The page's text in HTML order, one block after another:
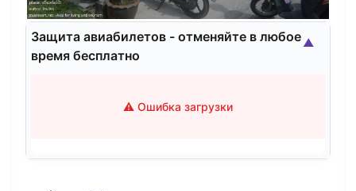
Защита авиабилетов - отменяйте в любое
время бесплатно
⚠️ Ошибка загрузки
▲